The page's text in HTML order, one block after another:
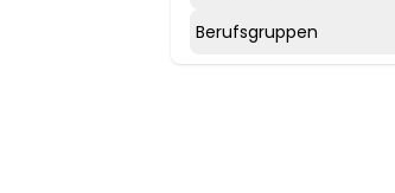
Berufsgruppen